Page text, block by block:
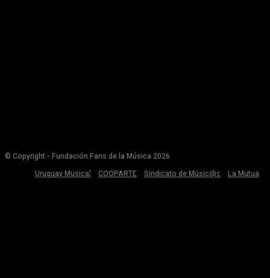
© Copyright - Fundación Fans de la Música 2026
Uruguay Musical
COOPARTE Sindicato de Músic@s La Mutua